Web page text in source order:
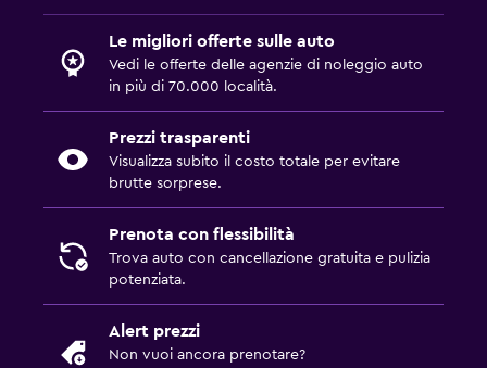
Le migliori offerte sulle auto
Vedi le offerte delle agenzie di noleggio auto
in più di 70.000 località.
Prezzi trasparenti
Visualizza subito il costo totale per evitare
brutte sorprese.
Prenota con flessibilità
Trova auto con cancellazione gratuita e pulizia
potenziata.
Alert prezzi
Non vuoi ancora prenotare?